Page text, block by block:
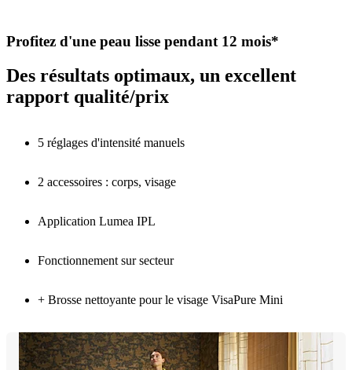
Profitez d'une peau lisse pendant 12 mois*
Des résultats optimaux, un excellent
rapport qualité/prix
5 réglages d'intensité manuels
2 accessoires : corps, visage
Application Lumea IPL
Fonctionnement sur secteur
+ Brosse nettoyante pour le visage VisaPure Mini